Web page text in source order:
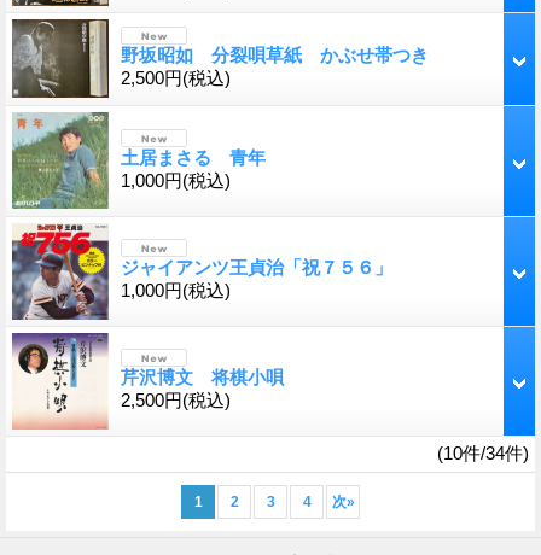
野坂昭如 分裂唄草紙 かぶせ帯つき
2,500円(税込)
土居まさる 青年
1,000円(税込)
ジャイアンツ王貞治「祝７５６」
1,000円(税込)
芹沢博文 将棋小唄
2,500円(税込)
(10件/34件)
1 2 3 4 次»